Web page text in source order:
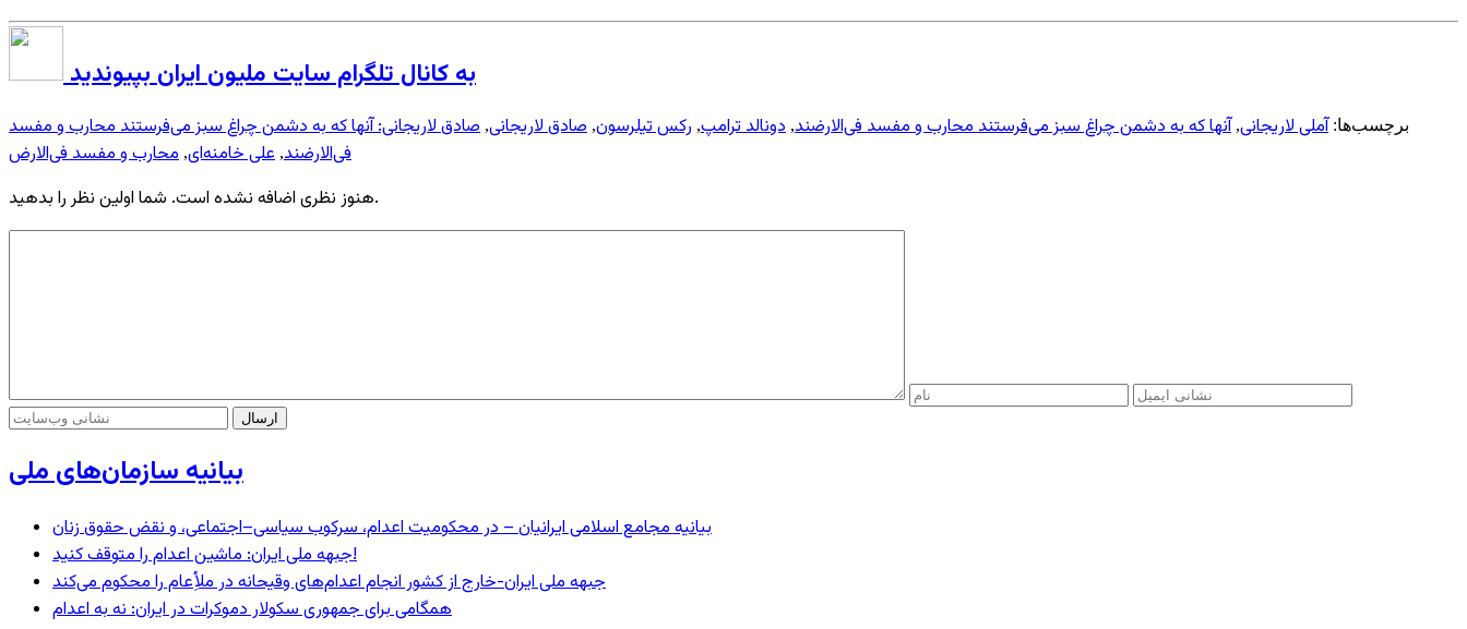
به کانال تلگرام سایت ملیون ایران بپیوندید
برچسب‌ها:آملی لاریجانی,آنها که به دشمن چراغ سبز می‌فرستند محارب و مفسد فی‌الارضند, دونالد ترامپ, رکس تیلرسون, صادق لاریجانی, صادق لاریجانی: آنها که به دشمن چراغ سبز می‌فرستند محارب و مفسد
فی‌الارضند, علی خامنه‌ای, محارب و مفسد فی‌الارض
هنوز نظری اضافه نشده است. شما اولین نظر را بدهید.
بیانیه سازمان‌های ملی
بیانیه مجامع اسلامی ایرانیان – در محکومیت اعدام، سرکوب سیاسی–اجتماعی، و نقض حقوق زنان
جبهه ملی ایران: ماشین اعدام را متوقف کنید!
جبهه ملی ایران-خارج از کشور انجام اعدام‌های وقیحانه در ملأِعام را محکوم می‌کند
همگامی برای جمهوری سکولار دموکرات در ایران: نه به اعدام